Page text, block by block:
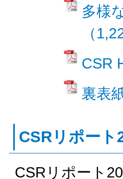
多様
（
CSR
裏表
CSRリポート
CSRリポート